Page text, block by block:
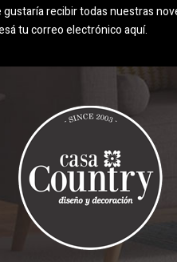
gustaría recibir todas nuestras
tu correo electrónico aquí.